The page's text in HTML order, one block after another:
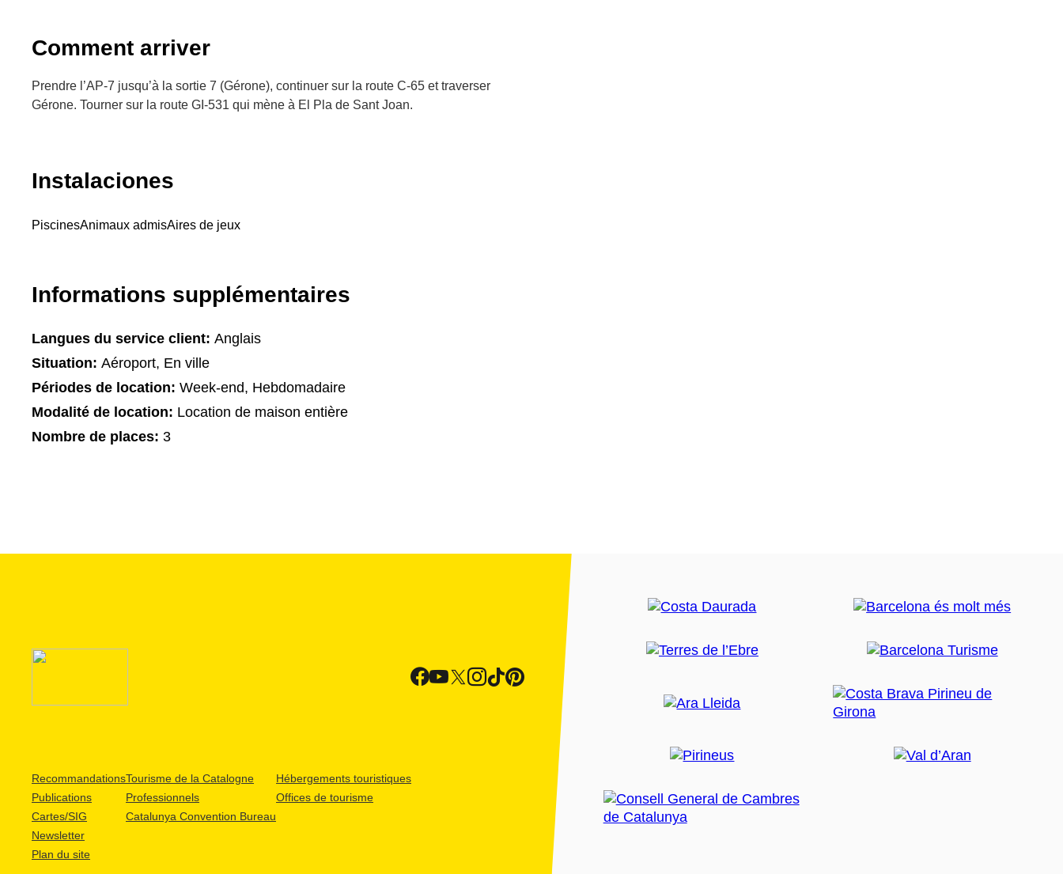
Comment arriver
Prendre l’AP-7 jusqu’à la sortie 7 (Gérone), continuer sur la route C-65 et traverser
Gérone. Tourner sur la route GI-531 qui mène à El Pla de Sant Joan.
Instalaciones
PiscinesAnimaux admisAires de jeux
Informations supplémentaires
Langues du service client: Anglais
Situation: Aéroport, En ville
Périodes de location: Week-end, Hebdomadaire
Modalité de location: Location de maison entière
Nombre de places: 3
Recommandations
Publications
Cartes/SIG
Newsletter
Plan du site
Tourisme de la Catalogne
Professionnels
Catalunya Convention Bureau
Hébergements touristiques
Offices de tourisme